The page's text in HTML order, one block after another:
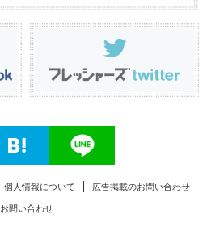
個人情報について 広告掲載のお問い合わせ
お問い合わせ